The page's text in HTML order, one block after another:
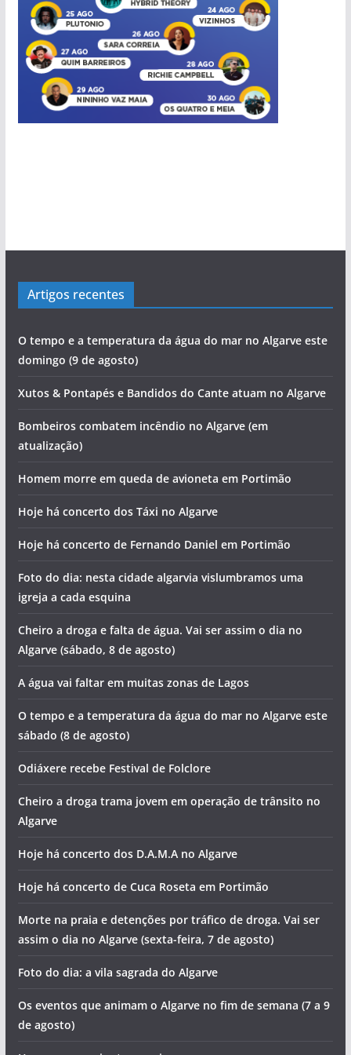
Artigos recentes
O tempo e a temperatura da água do mar no Algarve este
domingo (9 de agosto)
Xutos & Pontapés e Bandidos do Cante atuam no Algarve
Bombeiros combatem incêndio no Algarve (em
atualização)
Homem morre em queda de avioneta em Portimão
Hoje há concerto dos Táxi no Algarve
Hoje há concerto de Fernando Daniel em Portimão
Foto do dia: nesta cidade algarvia vislumbramos uma
igreja a cada esquina
Cheiro a droga e falta de água. Vai ser assim o dia no
Algarve (sábado, 8 de agosto)
A água vai faltar em muitas zonas de Lagos
O tempo e a temperatura da água do mar no Algarve este
sábado (8 de agosto)
Odiáxere recebe Festival de Folclore
Cheiro a droga trama jovem em operação de trânsito no
Algarve
Hoje há concerto dos D.A.M.A no Algarve
Hoje há concerto de Cuca Roseta em Portimão
Morte na praia e detenções por tráfico de droga. Vai ser
assim o dia no Algarve (sexta-feira, 7 de agosto)
Foto do dia: a vila sagrada do Algarve
Os eventos que animam o Algarve no fim de semana (7 a 9
de agosto)